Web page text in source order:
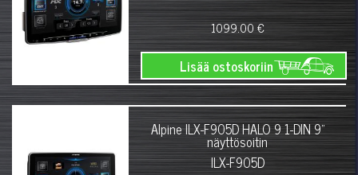
1099.00 €
Lisää ostoskoriin
Alpine ILX-F905D HALO 9 1-DIN 9"
näyttösoitin
ILX-F905D